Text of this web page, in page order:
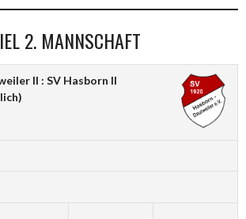
2. MANNSCHAFT
II : SV Hasborn II